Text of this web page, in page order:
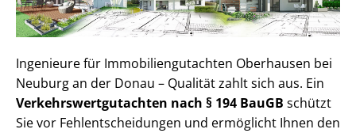
Ingenieure für Im­mo­bi­li­en­gut­ach­ten Oberhausen bei
Neuburg an der Donau – Qualität zahlt sich aus. Ein
Ver­kehrs­wert­gut­ach­ten nach § 194 BauGB schützt
Sie vor Fehl­ent­schei­dun­gen und ermöglicht Ihnen den